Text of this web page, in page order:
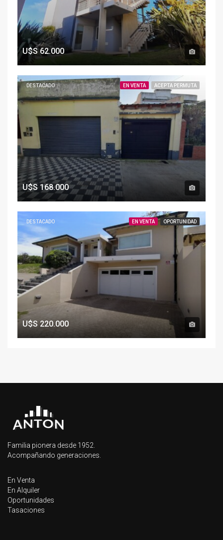
U$S62.000
DESTACADO EN VENTA ACEPTA PERMUTA
U$S168.000
DESTACADO EN VENTA OPORTUNIDAD
U$S 220.000
Familia pionera desde 1952.
Acompañando generaciones.
En Venta
En Alquiler
Oportunidades
Tasaciones